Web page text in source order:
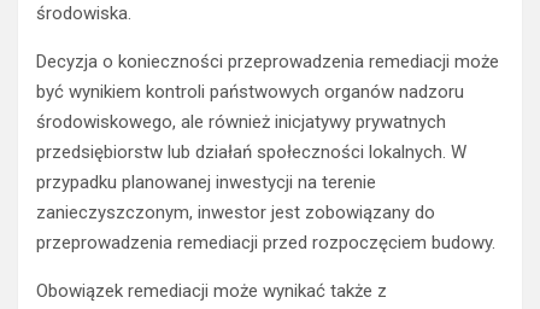
środowiska.
Decyzja o konieczności przeprowadzenia remediacji może
być wynikiem kontroli państwowych organów nadzoru
środowiskowego, ale również inicjatywy prywatnych
przedsiębiorstw lub działań społeczności lokalnych. W
przypadku planowanej inwestycji na terenie
zanieczyszczonym, inwestor jest zobowiązany do
przeprowadzenia remediacji przed rozpoczęciem budowy.
Obowiązek remediacji może wynikać także z